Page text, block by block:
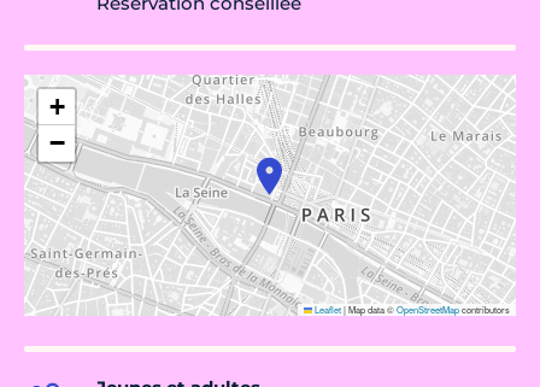
+
−
Leaflet|Map data ©OpenStreetMapcontributors